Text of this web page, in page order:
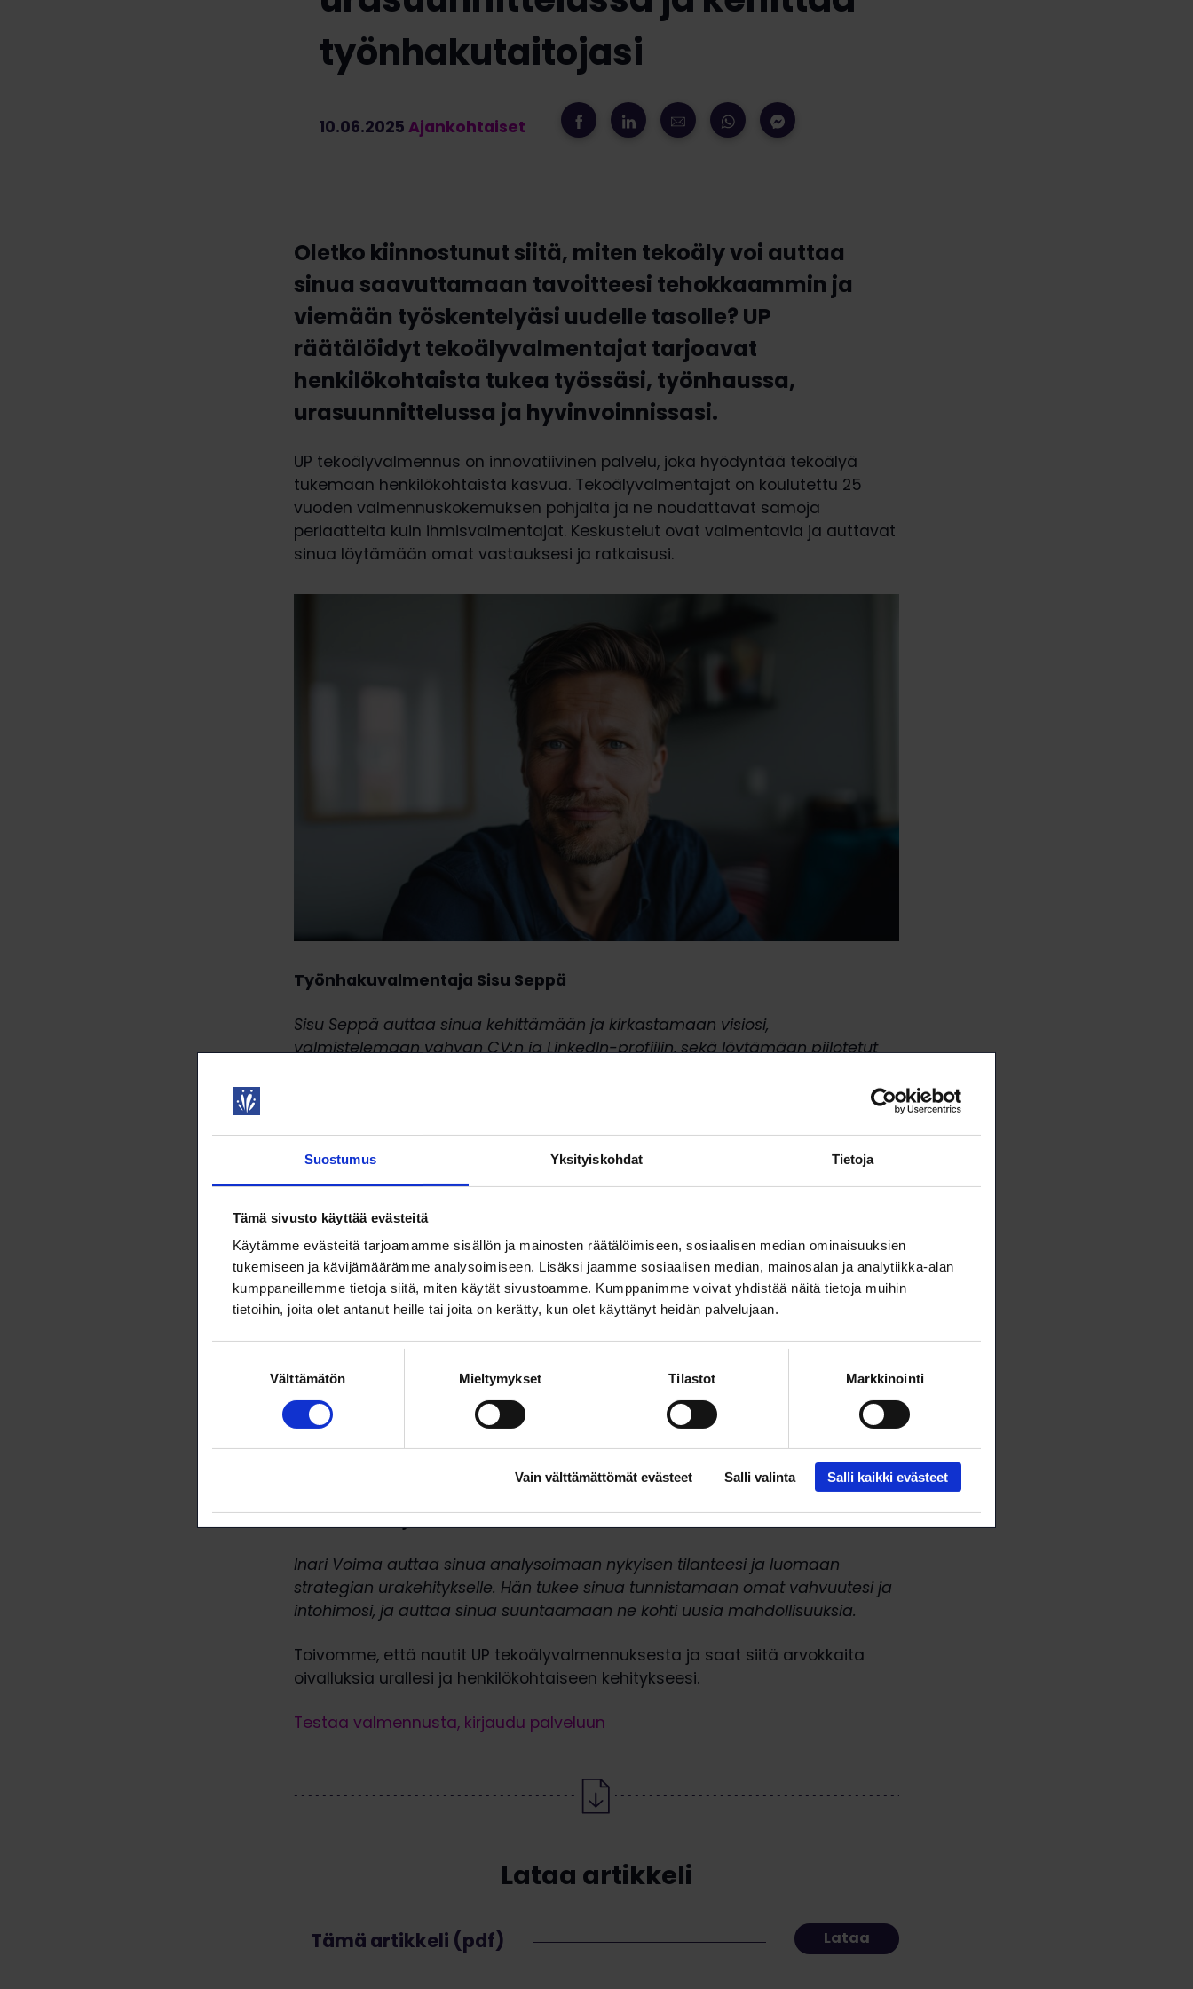
Suostumus Yksityiskohdat Tietoja
Tämä sivusto käyttää evästeitä
Käytämme evästeitä tarjoamamme sisällön ja mainosten räätälöimiseen, sosiaalisen median ominaisuuksien
tukemiseen ja kävijämäärämme analysoimiseen. Lisäksi jaamme sosiaalisen median, mainosalan ja analytiikka-alan
kumppaneillemme tietoja siitä, miten käytät sivustoamme. Kumppanimme voivat yhdistää näitä tietoja muihin
tietoihin, joita olet antanut heille tai joita on kerätty, kun olet käyttänyt heidän palvelujaan.
Välttämätön Mieltymykset Tilastot Markkinointi
Vain välttämättömät evästeet Salli valinta Salli kaikki evästeet
työnhakutaitojasi
10.06.2025 Ajankohtaiset
Oletko kiinnostunut siitä, miten tekoäly voi auttaa
sinua saavuttamaan tavoitteesi tehokkaammin ja
viemään työskentelyäsi uudelle tasolle? UP
räätälöidyt tekoälyvalmentajat tarjoavat
henkilökohtaista tukea työssäsi, työnhaussa,
urasuunnittelussa ja hyvinvoinnissasi.
UP tekoälyvalmennus on innovatiivinen palvelu, joka hyödyntää tekoälyä
tukemaan henkilökohtaista kasvua. Tekoälyvalmentajat on koulutettu 25
vuoden valmennuskokemuksen pohjalta ja ne noudattavat samoja
periaatteita kuin ihmisvalmentajat. Keskustelut ovat valmentavia ja auttavat
sinua löytämään omat vastauksesi ja ratkaisusi.
Työnhakuvalmentaja Sisu Seppä
Sisu Seppä auttaa sinua kehittämään ja kirkastamaan visiosi,
valmistelemaan vahvan CV:n ja LinkedIn-profiilin, sekä löytämään piilotetut
Uravalmentaja Inari Voima
Inari Voima auttaa sinua analysoimaan nykyisen tilanteesi ja luomaan
strategian urakehitykselle. Hän tukee sinua tunnistamaan omat vahvuutesi ja
intohimosi, ja auttaa sinua suuntaamaan ne kohti uusia mahdollisuuksia.
Toivomme, että nautit UP tekoälyvalmennuksesta ja saat siitä arvokkaita
oivalluksia urallesi ja henkilökohtaiseen kehitykseesi.
Testaa valmennusta, kirjaudu palveluun
Lataa artikkeli
Tämä artikkeli (pdf)